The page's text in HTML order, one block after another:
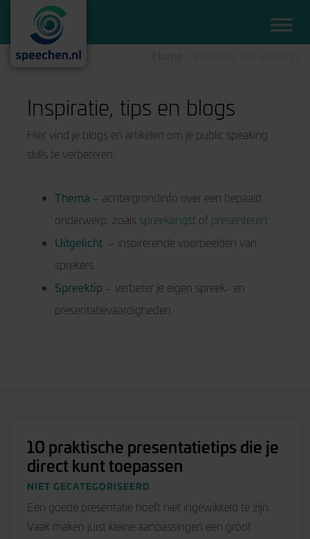
Inspiratie, tips en blogs
Hier vind je blogs en artikelen om je public speaking
skills te verbeteren.
Thema – achtergrondinfo over een bepaald
onderwerp; zoals spreekangst of presenteren.
Uitgelicht – inspirerende voorbeelden van
sprekers.
Spreektip – verbeter je eigen spreek- en
presentatievaardigheden.
10 praktische presentatietips die je
direct kunt toepassen
NIET GECATEGORISEERD
Een goede presentatie hoeft niet ingewikkeld te zijn.
Vaak maken juist kleine aanpassingen een groot